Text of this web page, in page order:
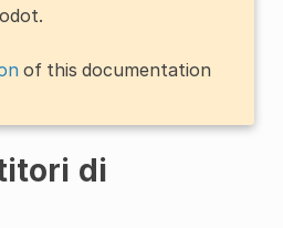
of this documentation
di